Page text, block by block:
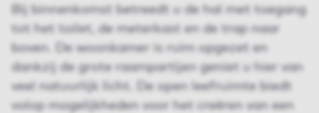
Bij binnenkomst betreedt u de hal met toegang
tot het toilet, de meterkast en de trap naar
boven. De woonkamer is ruim opgezet en
dankzij de grote raampartijen geniet u hier van
veel natuurlijk licht. De open leefruimte biedt
volop mogelijkheden voor het creëren van een